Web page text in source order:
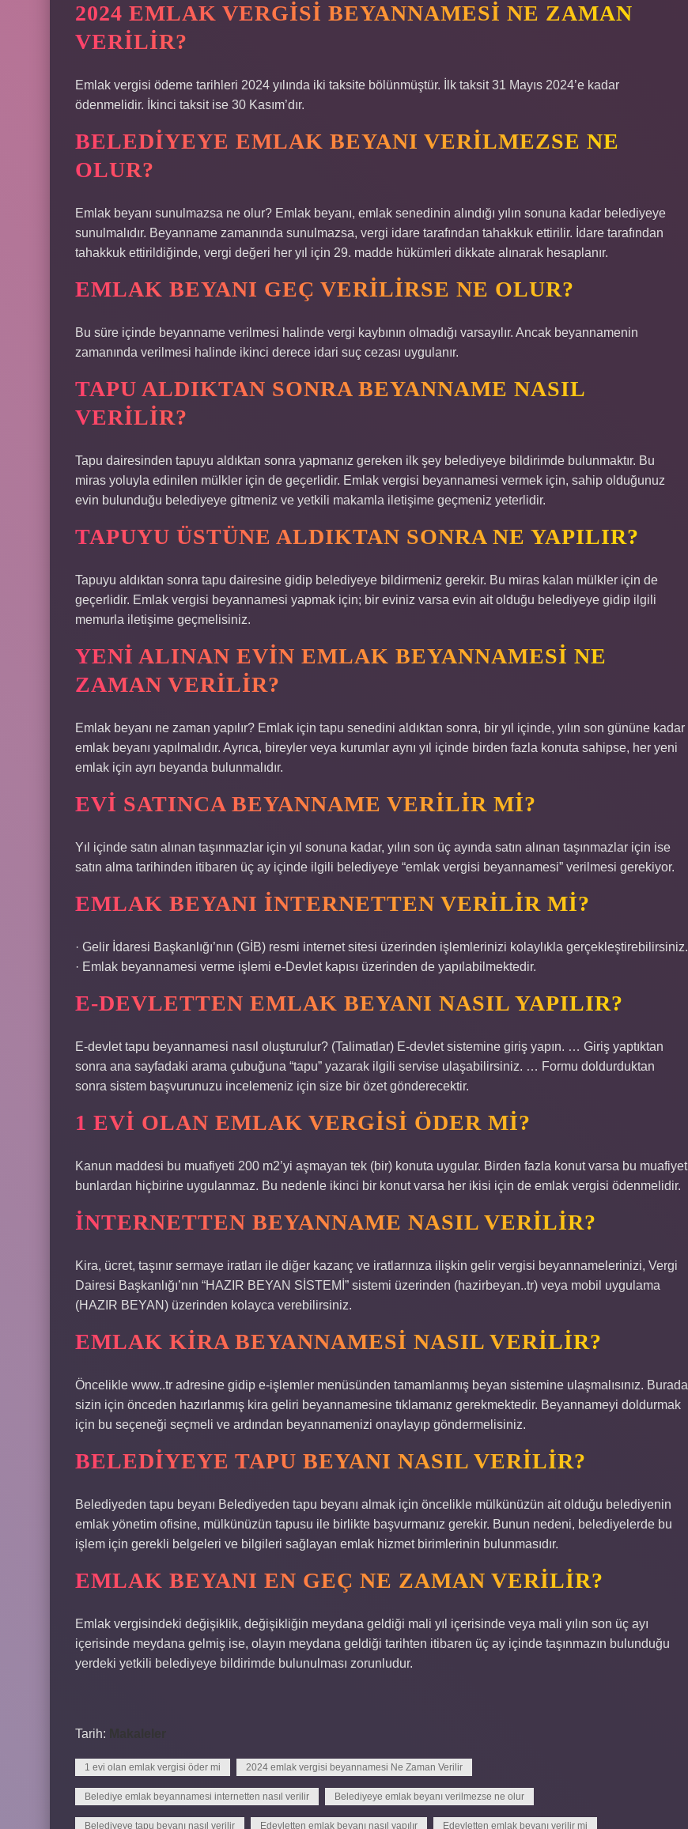
2024 EMLAK VERGISI BEYANNAMESI NE ZAMAN
VERILIR?
Emlak vergisi ödeme tarihleri ​​2024 yılında iki taksite bölünmüştür. İlk taksit 31 Mayıs 2024’e kadar
ödenmelidir. İkinci taksit ise 30 Kasım’dır.
BELEDIYEYE EMLAK BEYANI VERILMEZSE NE
OLUR?
Emlak beyanı sunulmazsa ne olur? Emlak beyanı, emlak senedinin alındığı yılın sonuna kadar belediyeye
sunulmalıdır. Beyanname zamanında sunulmazsa, vergi idare tarafından tahakkuk ettirilir. İdare tarafından
tahakkuk ettirildiğinde, vergi değeri her yıl için 29. madde hükümleri dikkate alınarak hesaplanır.
EMLAK BEYANI GEÇ VERILIRSE NE OLUR?
Bu süre içinde beyanname verilmesi halinde vergi kaybının olmadığı varsayılır. Ancak beyannamenin
zamanında verilmesi halinde ikinci derece idari suç cezası uygulanır.
TAPU ALDIKTAN SONRA BEYANNAME NASIL
VERILIR?
Tapu dairesinden tapuyu aldıktan sonra yapmanız gereken ilk şey belediyeye bildirimde bulunmaktır. Bu
miras yoluyla edinilen mülkler için de geçerlidir. Emlak vergisi beyannamesi vermek için, sahip olduğunuz
evin bulunduğu belediyeye gitmeniz ve yetkili makamla iletişime geçmeniz yeterlidir.
TAPUYU ÜSTÜNE ALDIKTAN SONRA NE YAPILIR?
Tapuyu aldıktan sonra tapu dairesine gidip belediyeye bildirmeniz gerekir. Bu miras kalan mülkler için de
geçerlidir. Emlak vergisi beyannamesi yapmak için; bir eviniz varsa evin ait olduğu belediyeye gidip ilgili
memurla iletişime geçmelisiniz.
YENI ALINAN EVIN EMLAK BEYANNAMESI NE
ZAMAN VERILIR?
Emlak beyanı ne zaman yapılır? Emlak için tapu senedini aldıktan sonra, bir yıl içinde, yılın son gününe kadar
emlak beyanı yapılmalıdır. Ayrıca, bireyler veya kurumlar aynı yıl içinde birden fazla konuta sahipse, her yeni
emlak için ayrı beyanda bulunmalıdır.
EVI SATINCA BEYANNAME VERILIR MI?
Yıl içinde satın alınan taşınmazlar için yıl sonuna kadar, yılın son üç ayında satın alınan taşınmazlar için ise
satın alma tarihinden itibaren üç ay içinde ilgili belediyeye “emlak vergisi beyannamesi” verilmesi gerekiyor.
EMLAK BEYANI INTERNETTEN VERILIR MI?
· Gelir İdaresi Başkanlığı’nın (GİB) resmi internet sitesi üzerinden işlemlerinizi kolaylıkla gerçekleştirebilirsiniz.
· Emlak beyannamesi verme işlemi e-Devlet kapısı üzerinden de yapılabilmektedir.
E-DEVLETTEN EMLAK BEYANI NASIL YAPILIR?
E-devlet tapu beyannamesi nasıl oluşturulur? (Talimatlar) E-devlet sistemine giriş yapın. … Giriş yaptıktan
sonra ana sayfadaki arama çubuğuna “tapu” yazarak ilgili servise ulaşabilirsiniz. … Formu doldurduktan
sonra sistem başvurunuzu incelemeniz için size bir özet gönderecektir.
1 EVI OLAN EMLAK VERGISI ÖDER MI?
Kanun maddesi bu muafiyeti 200 m2’yi aşmayan tek (bir) konuta uygular. Birden fazla konut varsa bu muafiyet
bunlardan hiçbirine uygulanmaz. Bu nedenle ikinci bir konut varsa her ikisi için de emlak vergisi ödenmelidir.
İNTERNETTEN BEYANNAME NASIL VERILIR?
Kira, ücret, taşınır sermaye iratları ile diğer kazanç ve iratlarınıza ilişkin gelir vergisi beyannamelerinizi, Vergi
Dairesi Başkanlığı’nın “HAZIR BEYAN SİSTEMİ” sistemi üzerinden (hazirbeyan..tr) veya mobil uygulama
(HAZIR BEYAN) üzerinden kolayca verebilirsiniz.
EMLAK KIRA BEYANNAMESI NASIL VERILIR?
Öncelikle www..tr adresine gidip e-işlemler menüsünden tamamlanmış beyan sistemine ulaşmalısınız. Burada
sizin için önceden hazırlanmış kira geliri beyannamesine tıklamanız gerekmektedir. Beyannameyi doldurmak
için bu seçeneği seçmeli ve ardından beyannamenizi onaylayıp göndermelisiniz.
BELEDIYEYE TAPU BEYANI NASIL VERILIR?
Belediyeden tapu beyanı Belediyeden tapu beyanı almak için öncelikle mülkünüzün ait olduğu belediyenin
emlak yönetim ofisine, mülkünüzün tapusu ile birlikte başvurmanız gerekir. Bunun nedeni, belediyelerde bu
işlem için gerekli belgeleri ve bilgileri sağlayan emlak hizmet birimlerinin bulunmasıdır.
EMLAK BEYANI EN GEÇ NE ZAMAN VERILIR?
Emlak vergisindeki değişiklik, değişikliğin meydana geldiği mali yıl içerisinde veya mali yılın son üç ayı
içerisinde meydana gelmiş ise, olayın meydana geldiği tarihten itibaren üç ay içinde taşınmazın bulunduğu
yerdeki yetkili belediyeye bildirimde bulunulması zorunludur.
Tarih: Makaleler
1 evi olan emlak vergisi öder mi 2024 emlak vergisi beyannamesi Ne Zaman Verilir
Belediye emlak beyannamesi internetten nasıl verilir Belediyeye emlak beyanı verilmezse ne olur
Belediyeye tapu beyanı nasıl verilir Edevletten emlak beyanı nasıl yapılır Edevletten emlak beyanı verilir mi